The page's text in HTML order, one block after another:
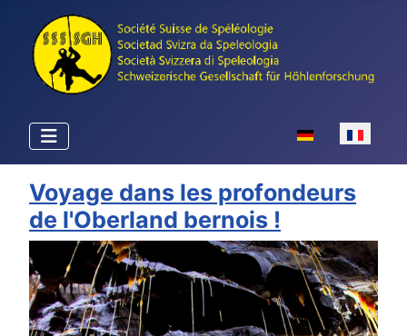
Sélectionnez
Voyage dans les profondeurs
de l'Oberland bernois !